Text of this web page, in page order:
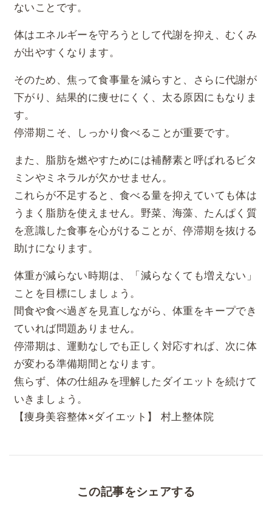
ないことです。
体はエネルギーを守ろうとして代謝を抑え、むくみ
が出やすくなります。
そのため、焦って食事量を減らすと、さらに代謝が
下がり、結果的に痩せにくく、太る原因にもなりま
す。
停滞期こそ、しっかり食べることが重要です。
また、脂肪を燃やすためには補酵素と呼ばれるビタ
ミンやミネラルが欠かせません。
これらが不足すると、食べる量を抑えていても体は
うまく脂肪を使えません。野菜、海藻、たんぱく質
を意識した食事を心がけることが、停滞期を抜ける
助けになります。
体重が減らない時期は、「減らなくても増えない」
ことを目標にしましょう。
間食や食べ過ぎを見直しながら、体重をキープでき
ていれば問題ありません。
停滞期は、運動なしでも正しく対応すれば、次に体
が変わる準備期間となります。
焦らず、体の仕組みを理解したダイエットを続けて
いきましょう。
【痩身美容整体×ダイエット】 村上整体院
この記事をシェアする